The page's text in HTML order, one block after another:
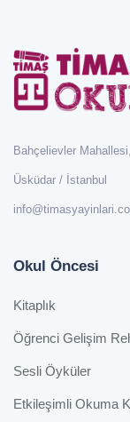
Bahçelievler
Üsküdar / İstanbul
Okul Öncesi
Kitaplık
Öğrenci Gelişim
Sesli Öyküler
Etkileşimli Okuma